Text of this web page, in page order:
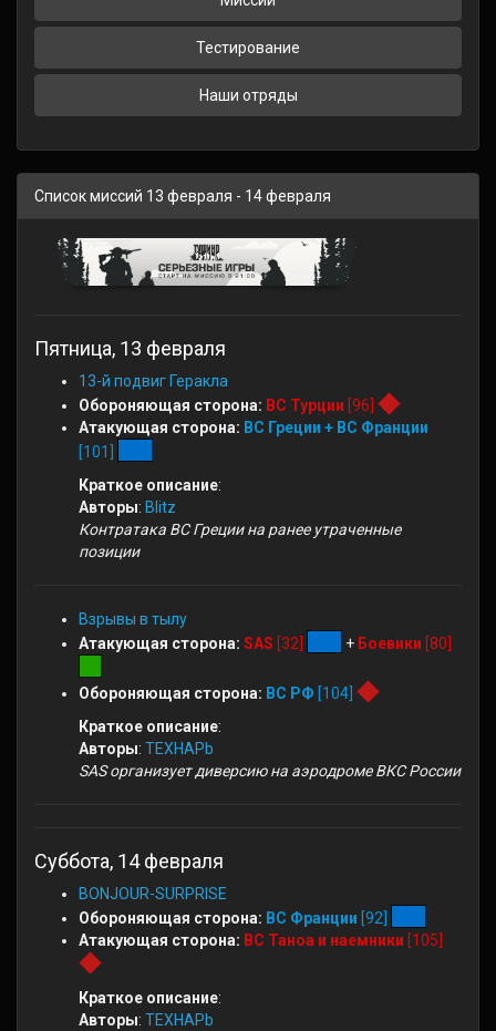
Тестирование
Наши отряды
Список миссий 13 февраля - 14 февраля
Пятница, 13 февраля
13-й подвиг Геракла
Обороняющая сторона: ВС Турции [96]
Атакующая сторона: ВС Греции + ВС Франции
[101]
Краткое описание:
Авторы: Blitz
Контратака ВС Греции на ранее утраченные
позиции
Взрывы в тылу
Атакующая сторона: SAS [32] + Боевики [80]
Обороняющая сторона: ВС РФ [104]
Краткое описание:
Авторы: TEXHAPb
SAS организует диверсию на аэродроме ВКС России
Суббота, 14 февраля
BONJOUR-SURPRISE
Обороняющая сторона: ВС Франции [92]
Атакующая сторона: ВС Таноа и наемники [105]
Краткое описание:
Авторы: TEXHAPb